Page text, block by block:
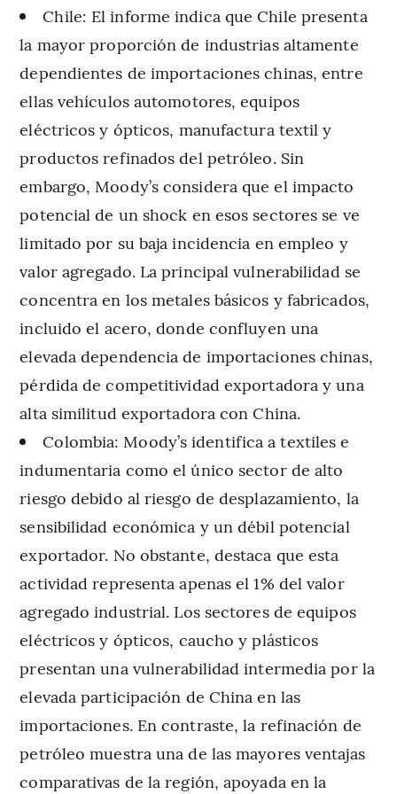
Chile: El informe indica que Chile presenta
la mayor proporción de industrias altamente
dependientes de importaciones chinas, entre
ellas vehículos automotores, equipos
eléctricos y ópticos, manufactura textil y
productos refinados del petróleo. Sin
embargo, Moody’s considera que el impacto
potencial de un shock en esos sectores se ve
limitado por su baja incidencia en empleo y
valor agregado. La principal vulnerabilidad se
concentra en los metales básicos y fabricados,
incluido el acero, donde confluyen una
elevada dependencia de importaciones chinas,
pérdida de competitividad exportadora y una
alta similitud exportadora con China.
Colombia: Moody’s identifica a textiles e
indumentaria como el único sector de alto
riesgo debido al riesgo de desplazamiento, la
sensibilidad económica y un débil potencial
exportador. No obstante, destaca que esta
actividad representa apenas el 1% del valor
agregado industrial. Los sectores de equipos
eléctricos y ópticos, caucho y plásticos
presentan una vulnerabilidad intermedia por la
elevada participación de China en las
importaciones. En contraste, la refinación de
petróleo muestra una de las mayores ventajas
comparativas de la región, apoyada en la